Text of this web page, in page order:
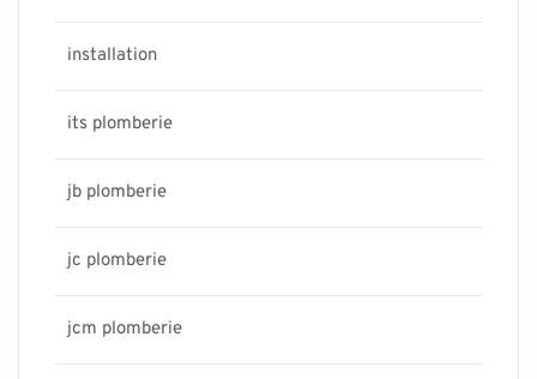
installation
its plomberie
jb plomberie
jc plomberie
jcm plomberie